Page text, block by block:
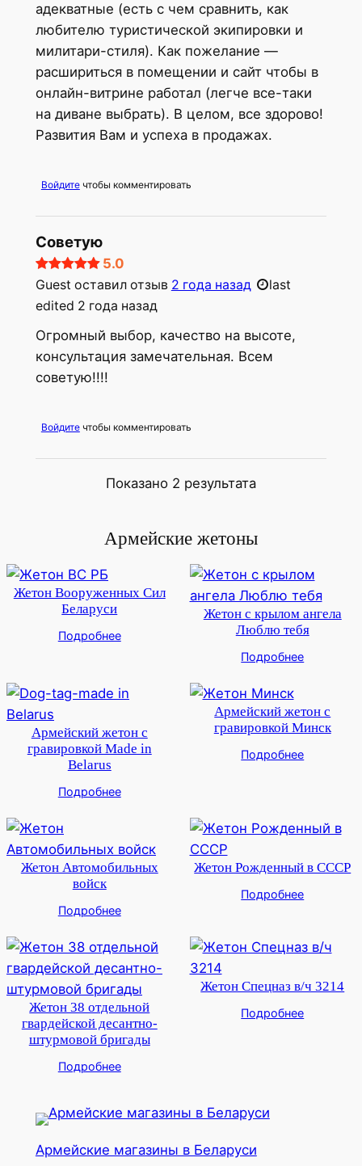
адекватные (есть с чем сравнить, как
любителю туристической экипировки и
милитари-стиля). Как пожелание —
расшириться в помещении и сайт чтобы в
онлайн-витрине работал (легче все-таки
на диване выбрать). В целом, все здорово!
Развития Вам и успеха в продажах.
Войдитечтобы комментировать
Советую
5.0
Guest оставил отзыв 2 года назад
last
edited 2 года назад
Огромный выбор, качество на высоте,
консультация замечательная. Всем
советую!!!!
Войдитечтобы комментировать
Показано 2 результата
Армейские жетоны
Жетон Вооруженных Сил
Беларуси
Подробнее
Жетон с крылом ангела
Люблю тебя
Подробнее
Армейский жетон с
гравировкой Made in
Belarus
Подробнее
Армейский жетон с
гравировкой Минск
Подробнее
Жетон Автомобильных
войск
Подробнее
Жетон Рожденный в СССР
Подробнее
Жетон 38 отдельной
гвардейской десантно-
штурмовой бригады
Подробнее
Жетон Спецназ в/ч 3214
Подробнее
Армейские магазины в Беларуси